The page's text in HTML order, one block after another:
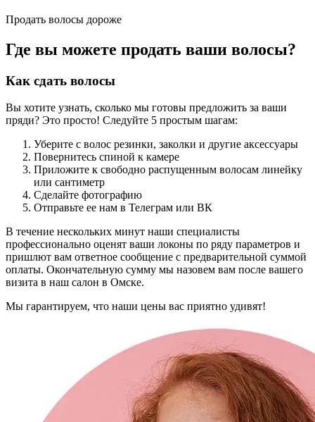
Продать волосы дороже
Где вы можете продать ваши волосы?
Как сдать волосы
Вы хотите узнать, сколько мы готовы предложить за ваши
пряди? Это просто! Следуйте 5 простым шагам:
Уберите с волос резинки, заколки и другие аксессуары
Повернитесь спиной к камере
Приложите к свободно распущенным волосам линейку
или сантиметр
Сделайте фотографию
Отправьте ее нам в Телеграм или ВК
В течение нескольких минут наши специалисты
профессионально оценят ваши локоны по ряду параметров и
пришлют вам ответное сообщение с предварительной суммой
оплаты. Окончательную сумму мы назовем вам после вашего
визита в наш салон в Омске.
Мы гарантируем, что наши цены вас приятно удивят!